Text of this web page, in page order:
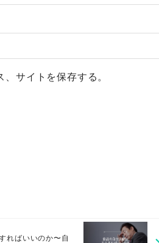
サイトを保存する。
ればいいのか〜自